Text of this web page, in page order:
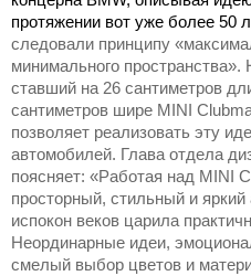
протяжении вот уже более 50
следовали принципу
минимального
ставший на 26 сантиметров
сантиметров шире MINI
позволяет реализовать эту
автомобилей. Глава отдела
поясняет: «Работая над MINI
просторный, стильный и яркий
испокон веков царила
Неординарные идеи,
смелый выбор цветов и